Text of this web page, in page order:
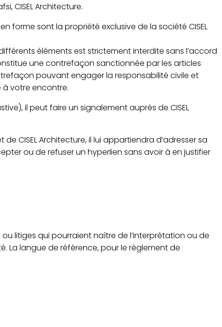
CISEL Architecture.
forme sont la propriété exclusive de la société CISEL
éléments est strictement interdite sans l’accord
une contrefaçon sanctionnée par les articles
pouvant engager la responsabilité civile et
votre encontre.
il peut faire un signalement auprès de CISEL
CISEL Architecture, il lui appartiendra d’adresser sa
ou de refuser un hyperlien sans avoir à en justifier
litiges qui pourraient naître de l’interprétation ou de
La langue de référence, pour le règlement de